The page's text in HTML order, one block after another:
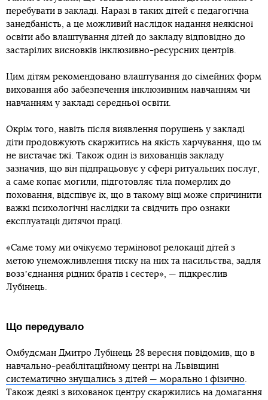
перебувати в закладі. Наразі в таких дітей є педагогічна
занедбаність, а це можливий наслідок надання неякісної
освіти або влаштування дітей до закладу відповідно до
застарілих висновків інклюзивно-ресурсних центрів.
Цим дітям рекомендовано влаштування до сімейних форм
виховання або забезпечення інклюзивним навчанням чи
навчанням у закладі середньої освіти.
Окрім того, навіть після виявлення порушень у закладі
діти продовжують скаржитись на якість харчування, що їм
не вистачає їжі. Також один із вихованців закладу
зазначив, що він підпрацьовує у сфері ритуальних послуг,
а саме копає могили, підготовляє тіла померлих до
поховання, відспівує їх, що в такому віці може спричинити
важкі психологічні наслідки та свідчить про ознаки
експлуатації дитячої праці.
«Саме тому ми очікуємо термінової релокації дітей з
метою унеможливлення тиску на них та насильства, задля
воззʼєднання рідних братів і сестер», — підкреслив
Лубінець.
Що передувало
Омбудсман Дмитро Лубінець 28 вересня повідомив, що в
навчально-реабілітаційному центрі на Львівщині
систематично знущались з дітей — морально і фізично.
Також деякі з вихованок центру скаржились на домагання